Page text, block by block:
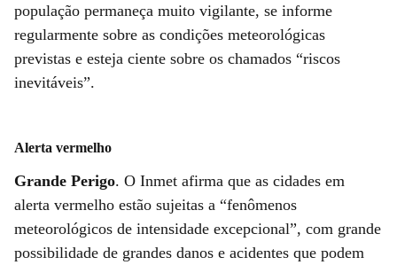
população permaneça muito vigilante, se informe
regularmente sobre as condições meteorológicas
previstas e esteja ciente sobre os chamados “riscos
inevitáveis”.
Alerta vermelho
Grande Perigo. O Inmet afirma que as cidades em
alerta vermelho estão sujeitas a “fenômenos
meteorológicos de intensidade excepcional”, com grande
possibilidade de grandes danos e acidentes que podem